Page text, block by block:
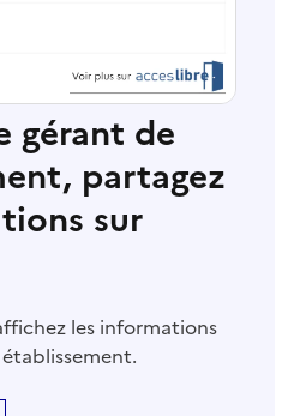
gérant de
partagez
sur
les informations